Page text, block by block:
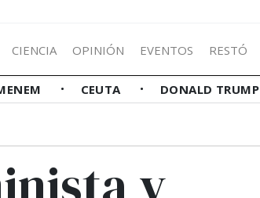
CIENCIA OPINIÓN EVENTOS RESTÓ
CEUTA DONALD TRUMP